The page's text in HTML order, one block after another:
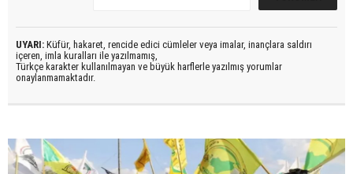
UYARI: Küfür, hakaret, rencide edici cümleler veya imalar, inançlara saldırı
içeren, imla kuralları ile yazılmamış,
Türkçe karakter kullanılmayan ve büyük harflerle yazılmış yorumlar
onaylanmamaktadır.